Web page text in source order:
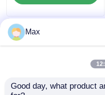
Max
Good day, what product